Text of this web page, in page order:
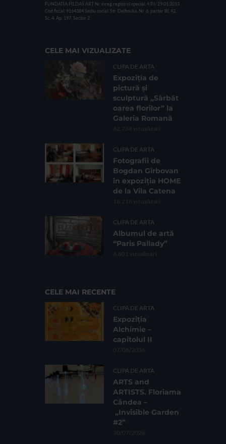
FUNDATIA FILDAS ART Nr inreg registrul special: 4 PJ/ 29.01.2013
Cod fiscal: 9164384 Sediu social: Str. Delfinului, Nr. 6, parter Bl. 42,
Sc. 4, Ap. 197, Sector 2
CELE MAI VIZUALIZATE
CLIPA DE ARTA
Expoziția de
pictură și
sculptură „Sărbăt
oarea florilor” la
Galeria Romană
62.734 vizualizari
CLIPA DE ARTA
Fotografii de
Bogdan Gîrbovan
în expoziția HOME
de la Vila Catena
16.216 vizualizari
CLIPA DE ARTA
Albumul de artă
“Paris Pallady”
6.601 vizualizari
CELE MAI RECENTE
CLIPA DE ARTA
Expoziția
Alchimie –
capitolul II
07/08/2026
CLIPA DE ARTA
ARTS and
ARTISTS. Floriama
Cândea –
„Invisible Garden
#2”
30/07/2026